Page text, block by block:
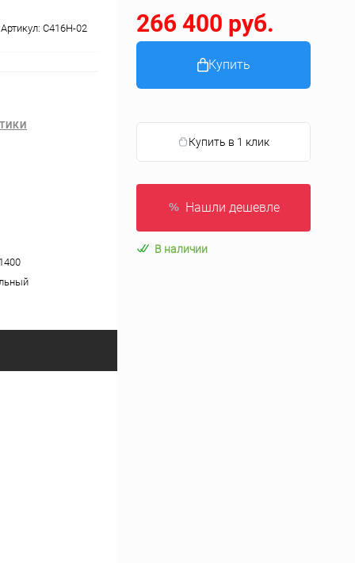
Артикул: С416Н-02 266 400 руб.
Купить
Купить в 1 клик
Нашли дешевле
В наличии